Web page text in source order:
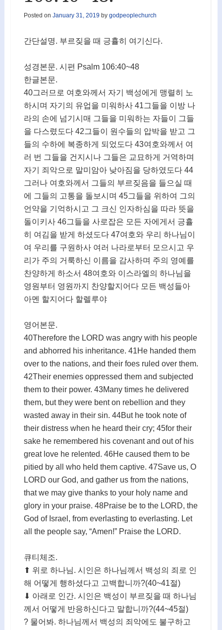
Posted on January 31, 2019 by godpeoplechurch
간단설명. 부르짖을 때 긍휼히 여기신다.
성경본문. 시편 Psalm 106:40~48
한글본문.
40그러므로 여호와께서 자기 백성에게 맹렬히 노
하시며 자기의 유업을 미워하사 41그들을 이방 나
라의 손에 넘기시매 그들을 미워하는 자들이 그들
을 다스렸도다 42그들이 원수들의 압박을 받고 그
들의 수하에 복종하게 되었도다 43여호와께서 여
러 번 그들을 건지시나 그들은 교묘하게 거역하며
자기 죄악으로 말미암아 낮아짐을 당하였도다 44
그러나 여호와께서 그들의 부르짖음을 들으실 때
에 그들의 고통을 돌보시며 45그들을 위하여 그의
언약을 기억하시고 그 크신 인자하심을 따라 뜻을
돌이키사 46그들을 사로잡은 모든 자에게서 긍휼
히 여김을 받게 하셨도다 47여호와 우리 하나님이
여 우리를 구원하사 여러 나라로부터 모으시고 우
리가 주의 거룩하신 이름을 감사하며 주의 영예를
찬양하게 하소서 48여호와 이스라엘의 하나님을
영원부터 영원까지 찬양할지어다 모든 백성들아
아멘 할지어다 할렐루야
영어본문.
40Therefore the LORD was angry with his people
and abhorred his inheritance. 41He handed them
over to the nations, and their foes ruled over them.
42Their enemies oppressed them and subjected
them to their power. 43Many times he delivered
them, but they were bent on rebellion and they
wasted away in their sin. 44But he took note of
their distress when he heard their cry; 45for their
sake he remembered his covenant and out of his
great love he relented. 46He caused them to be
pitied by all who held them captive. 47Save us, O
LORD our God, and gather us from the nations,
that we may give thanks to your holy name and
glory in your praise. 48Praise be to the LORD, the
God of Israel, from everlasting to everlasting. Let
all the people say, “Amen!” Praise the LORD.
큐티체조.
⬆ 위로 하나님. 시인은 하나님께서 백성의 죄로 인
해 어떻게 행하셨다고 고백합니까?(40~41절)
⬇ 아래로 인간. 시인은 백성이 부르짖을 때 하나님
께서 어떻게 반응하신다고 말합니까?(44~45절)
? 물어봐. 하나님께서 백성의 죄악에도 불구하고